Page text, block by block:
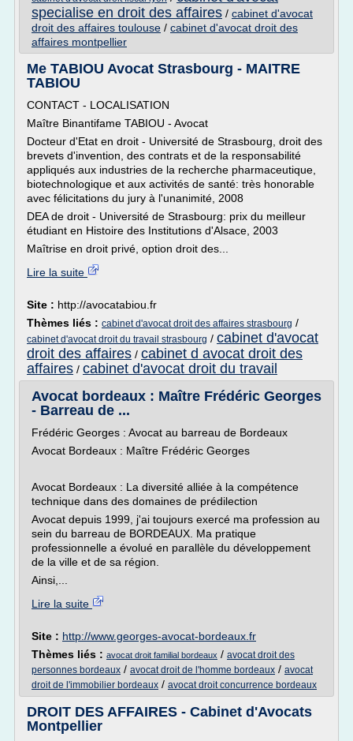
specialise en droit des affaires / cabinet d'avocat
droit des affaires toulouse / cabinet d'avocat droit des
affaires montpellier
Me TABIOU Avocat Strasbourg - MAITRE
TABIOU
CONTACT - LOCALISATION
Maître Binantifame TABIOU - Avocat
Docteur d'Etat en droit - Université de Strasbourg, droit des
brevets d'invention, des contrats et de la responsabilité
appliqués aux industries de la recherche pharmaceutique,
biotechnologique et aux activités de santé: très honorable
avec félicitations du jury à l'unanimité, 2008
DEA de droit - Université de Strasbourg: prix du meilleur
étudiant en Histoire des Institutions d'Alsace, 2003
Maîtrise en droit privé, option droit des...
Lire la suite
Site : http://avocatabiou.fr
Thèmes liés : cabinet d'avocat droit des affaires strasbourg /
cabinet d'avocat droit du travail strasbourg / cabinet d'avocat
droit des affaires / cabinet d avocat droit des
affaires / cabinet d'avocat droit du travail
Avocat bordeaux : Maître Frédéric Georges
- Barreau de ...
Frédéric Georges : Avocat au barreau de Bordeaux
Avocat Bordeaux : Maître Frédéric Georges
Avocat Bordeaux : La diversité alliée à la compétence
technique dans des domaines de prédilection
Avocat depuis 1999, j'ai toujours exercé ma profession au
sein du barreau de BORDEAUX. Ma pratique
professionnelle a évolué en parallèle du développement
de la ville et de sa région.
Ainsi,...
Lire la suite
Site : http://www.georges-avocat-bordeaux.fr
Thèmes liés : avocat droit familial bordeaux / avocat droit des
personnes bordeaux / avocat droit de l'homme bordeaux / avocat
droit de l'immobilier bordeaux / avocat droit concurrence bordeaux
DROIT DES AFFAIRES - Cabinet d'Avocats
Montpellier